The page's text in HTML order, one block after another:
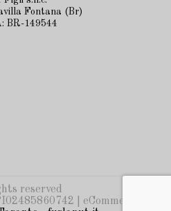
Fontana (Br)
BR-149544
reserved
| eCommerce by